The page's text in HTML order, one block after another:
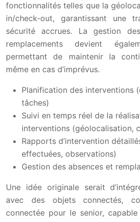
fonctionnalités telles que la
in/check-out, garantissant une
sécurité accrues. La gestion
remplacements devient
permettant de maintenir la
même en cas d’imprévus.
Planification des interventions
tâches)
Suivi en temps réel de la
interventions (géolocalisation,
Rapports d’intervention
effectuées, observations)
Gestion des absences et
Une idée originale serait
avec des objets connectés,
connectée pour le senior,